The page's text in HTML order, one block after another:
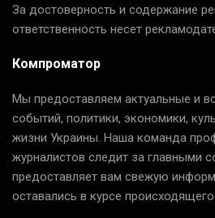
За достоверность и содержание
ответственность несет
Компроматор
Мы предоставляем актуальные и
событий, политики, экономики,
жизни Украины. Наша команда
журналистов следит за главными
предоставляет вам свежую
оставались в курсе происходящего